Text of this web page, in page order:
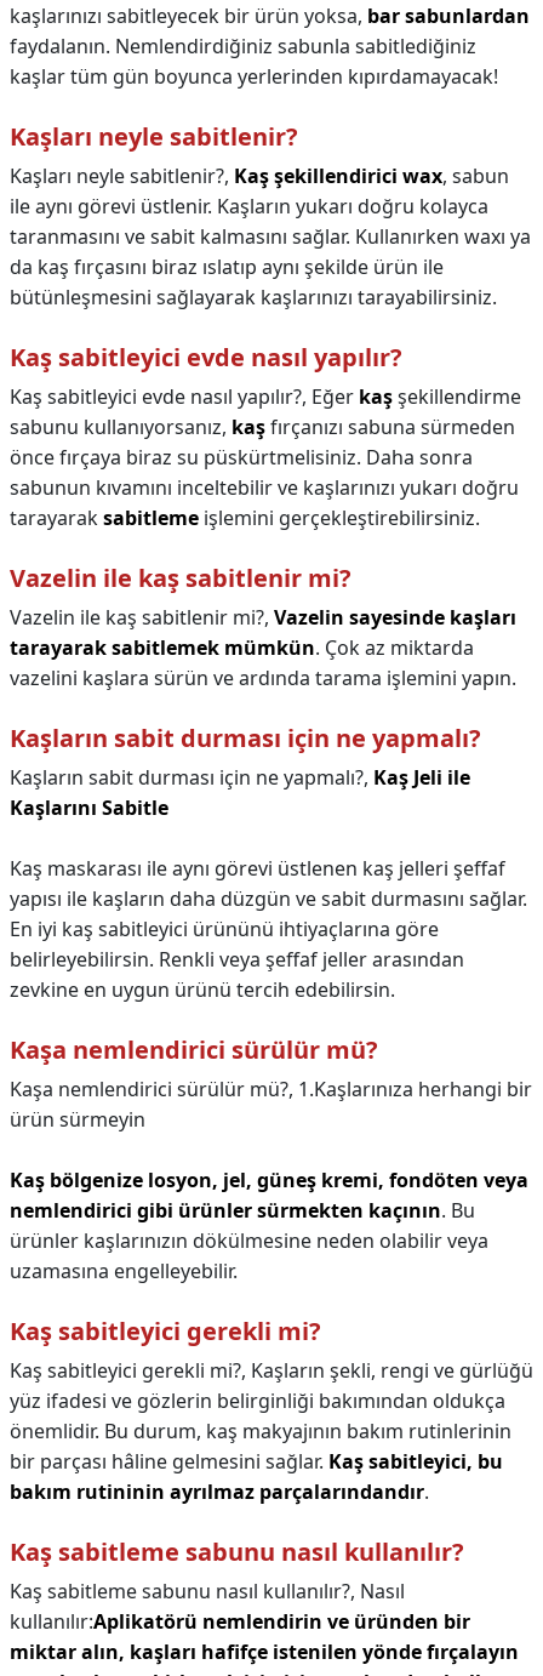
kaşlarınızı sabitleyecek bir ürün yoksa, bar sabunlardan
faydalanın. Nemlendirdiğiniz sabunla sabitlediğiniz
kaşlar tüm gün boyunca yerlerinden kıpırdamayacak!
Kaşları neyle sabitlenir?
Kaşları neyle sabitlenir?, Kaş şekillendirici wax, sabun
ile aynı görevi üstlenir. Kaşların yukarı doğru kolayca
taranmasını ve sabit kalmasını sağlar. Kullanırken waxı ya
da kaş fırçasını biraz ıslatıp aynı şekilde ürün ile
bütünleşmesini sağlayarak kaşlarınızı tarayabilirsiniz.
Kaş sabitleyici evde nasıl yapılır?
Kaş sabitleyici evde nasıl yapılır?, Eğer kaşşekillendirme
sabunu kullanıyorsanız, kaşfırçanızı sabuna sürmeden
önce fırçaya biraz su püskürtmelisiniz. Daha sonra
sabunun kıvamını inceltebilir ve kaşlarınızı yukarı doğru
tarayaraksabitleme işlemini gerçekleştirebilirsiniz.
Vazelin ile kaş sabitlenir mi?
Vazelin ile kaş sabitlenir mi?, Vazelin sayesinde kaşları
tarayarak sabitlemek mümkün. Çok az miktarda
vazelini kaşlara sürün ve ardında tarama işlemini yapın.
Kaşların sabit durması için ne yapmalı?
Kaşların sabit durması için ne yapmalı?, Kaş Jeli ile
Kaşlarını Sabitle
Kaş maskarası ile aynı görevi üstlenen kaş jelleri şeffaf
yapısı ile kaşların daha düzgün ve sabit durmasını sağlar.
En iyi kaş sabitleyici ürününü ihtiyaçlarına göre
belirleyebilirsin. Renkli veya şeffaf jeller arasından
zevkine en uygun ürünü tercih edebilirsin.
Kaşa nemlendirici sürülür mü?
Kaşa nemlendirici sürülür mü?, 1.Kaşlarınıza herhangi bir
ürün sürmeyin
Kaş bölgenize losyon, jel, güneş kremi, fondöten veya
nemlendirici gibi ürünler sürmekten kaçının. Bu
ürünler kaşlarınızın dökülmesine neden olabilir veya
uzamasına engelleyebilir.
Kaş sabitleyici gerekli mi?
Kaş sabitleyici gerekli mi?, Kaşların şekli, rengi ve gürlüğü
yüz ifadesi ve gözlerin belirginliği bakımından oldukça
önemlidir. Bu durum, kaş makyajının bakım rutinlerinin
bir parçası hâline gelmesini sağlar. Kaş sabitleyici, bu
bakım rutininin ayrılmaz parçalarındandır.
Kaş sabitleme sabunu nasıl kullanılır?
Kaş sabitleme sabunu nasıl kullanılır?, Nasıl
kullanılır:Aplikatörü nemlendirin ve üründen bir
miktar alın, kaşları hafifçe istenilen yönde fırçalayın